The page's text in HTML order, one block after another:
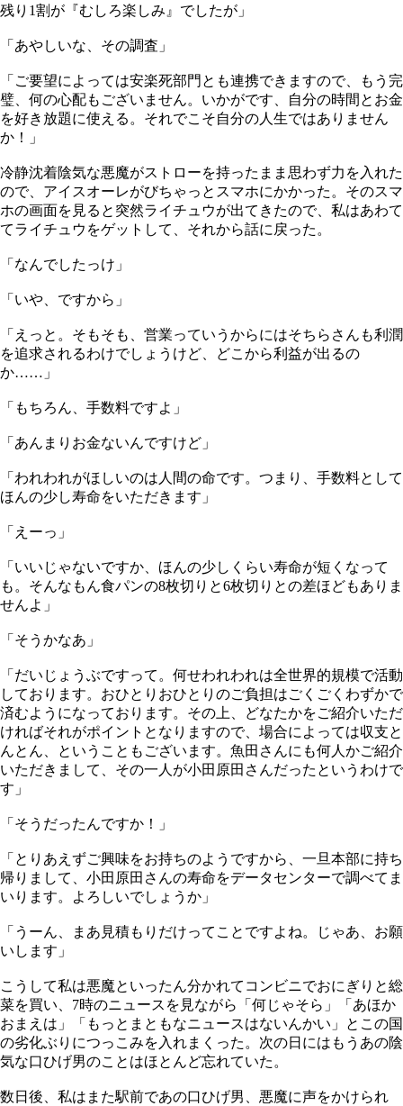
残り1割が『むしろ楽しみ』でしたが」
「あやしいな、その調査」
「ご要望によっては安楽死部門とも連携できますので、もう完
璧、何の心配もございません。いかがです、自分の時間とお金
を好き放題に使える。それでこそ自分の人生ではありません
か！」
冷静沈着陰気な悪魔がストローを持ったまま思わず力を入れた
ので、アイスオーレがびちゃっとスマホにかかった。そのスマ
ホの画面を見ると突然ライチュウが出てきたので、私はあわて
てライチュウをゲットして、それから話に戻った。
「なんでしたっけ」
「いや、ですから」
「えっと。そもそも、営業っていうからにはそちらさんも利潤
を追求されるわけでしょうけど、どこから利益が出るの
か……」
「もちろん、手数料ですよ」
「あんまりお金ないんですけど」
「われわれがほしいのは人間の命です。つまり、手数料として
ほんの少し寿命をいただきます」
「えーっ」
「いいじゃないですか、ほんの少しくらい寿命が短くなって
も。そんなもん食パンの8枚切りと6枚切りとの差ほどもありま
せんよ」
「そうかなあ」
「だいじょうぶですって。何せわれわれは全世界的規模で活動
しております。おひとりおひとりのご負担はごくごくわずかで
済むようになっております。その上、どなたかをご紹介いただ
ければそれがポイントとなりますので、場合によっては収支と
んとん、ということもございます。魚田さんにも何人かご紹介
いただきまして、その一人が小田原田さんだったというわけで
す」
「そうだったんですか！」
「とりあえずご興味をお持ちのようですから、一旦本部に持ち
帰りまして、小田原田さんの寿命をデータセンターで調べてま
いります。よろしいでしょうか」
「うーん、まあ見積もりだけってことですよね。じゃあ、お願
いします」
こうして私は悪魔といったん分かれてコンビニでおにぎりと総
菜を買い、7時のニュースを見ながら「何じゃそら」「あほか
おまえは」「もっとまともなニュースはないんかい」とこの国
の劣化ぶりにつっこみを入れまくった。次の日にはもうあの陰
気な口ひげ男のことはほとんど忘れていた。
数日後、私はまた駅前であの口ひげ男、悪魔に声をかけられ